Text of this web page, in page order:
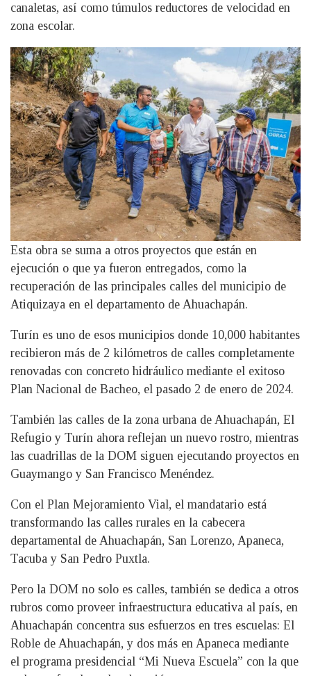
canaletas, así como túmulos reductores de velocidad en
zona escolar.
Esta obra se suma a otros proyectos que están en
ejecución o que ya fueron entregados, como la
recuperación de las principales calles del municipio de
Atiquizaya en el departamento de Ahuachapán.
Turín es uno de esos municipios donde 10,000 habitantes
recibieron más de 2 kilómetros de calles completamente
renovadas con concreto hidráulico mediante el exitoso
Plan Nacional de Bacheo, el pasado 2 de enero de 2024.
También las calles de la zona urbana de Ahuachapán, El
Refugio y Turín ahora reflejan un nuevo rostro, mientras
las cuadrillas de la DOM siguen ejecutando proyectos en
Guaymango y San Francisco Menéndez.
Con el Plan Mejoramiento Vial, el mandatario está
transformando las calles rurales en la cabecera
departamental de Ahuachapán, San Lorenzo, Apaneca,
Tacuba y San Pedro Puxtla.
Pero la DOM no solo es calles, también se dedica a otros
rubros como proveer infraestructura educativa al país, en
Ahuachapán concentra sus esfuerzos en tres escuelas: El
Roble de Ahuachapán, y dos más en Apaneca mediante
el programa presidencial “Mi Nueva Escuela” con la que